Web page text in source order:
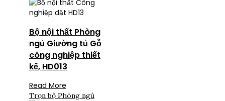
Bộ nội thất Phòng
ngủ Giường tủ Gỗ
công nghiệp thiết
kế, HD013
Read More
Trọn bộ Phòng ngủ